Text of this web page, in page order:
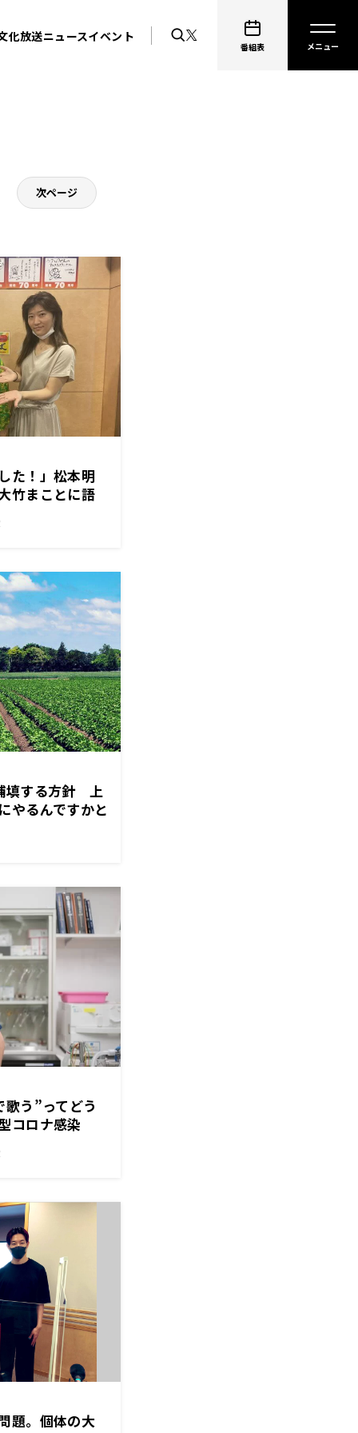
化放送ニュースイベント
番組表
次ページ
た！」松本明
竹まことに語
填する方針 上
やるんですかと
う”ってどう
コロナ感染
題。個体の大